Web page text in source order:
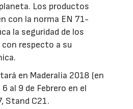
Los productos
con la norma EN 71-
la seguridad de los
respecto a su
en Maderalia 2018 (en
al 9 de Febrero en el
Stand C21.